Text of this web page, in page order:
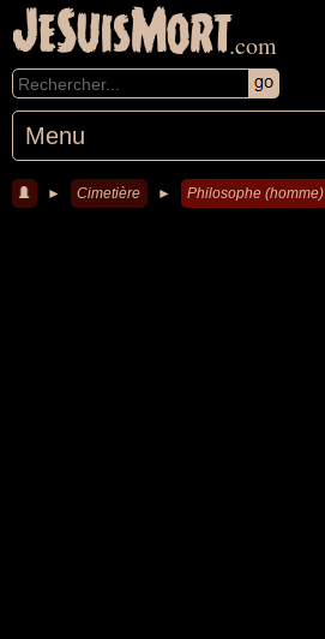
JeSuisMort.com
Menu
► Cimetière ► Philosophe (homme)